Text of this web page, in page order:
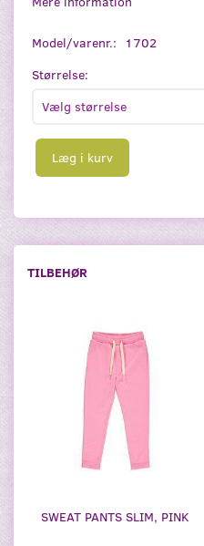
Model/varenr.:
1702
Størrelse:
Læg i kurv
TILBEHØR
SWEAT PANTS SLIM, PINK